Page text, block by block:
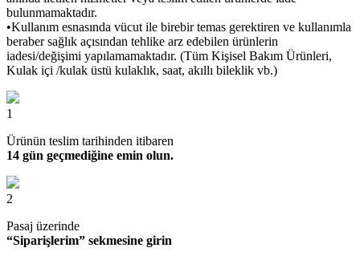
bulunmamaktadır.
•Kullanım esnasında vücut ile birebir temas gerektiren ve kullanımla
beraber sağlık açısından tehlike arz edebilen ürünlerin
iadesi/değişimi yapılamamaktadır. (Tüm Kişisel Bakım Ürünleri,
Kulak içi /kulak üstü kulaklık, saat, akıllı bileklik vb.)
1
Ürünün teslim tarihinden itibaren
14 gün geçmediğine emin olun.
2
Pasaj üzerinde
“Siparişlerim” sekmesine girin